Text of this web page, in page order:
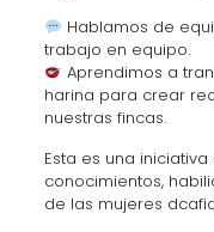
Hablamos de
trabajo en equipo.
Aprendimos a
harina para crear
nuestras fincas.
Esta es una
conocimientos,
de las mujeres